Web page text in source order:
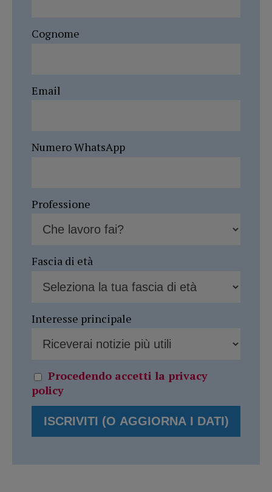
Cognome
Email
Numero WhatsApp
Professione
Fascia di età
Interesse principale
Procedendo accetti la privacy
policy